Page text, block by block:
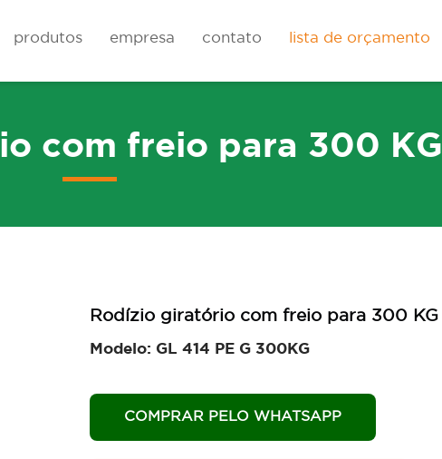
produtos
Estantes para Bin
empresa contato lista de orçamento
com freio para 300 KG
Rodízio giratório com freio para 300 KG
Modelo: GL 414 PE G 300KG
COMPRAR PELO WHATSAPP